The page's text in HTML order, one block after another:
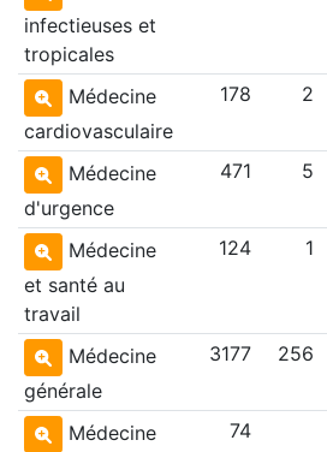
infectieuses et
tropicales
Médecine
cardiovasculaire
178 2
Médecine
d'urgence
471 5
Médecine
et santé au
travail
124 1
Médecine
générale
3177 256
Médecine
74